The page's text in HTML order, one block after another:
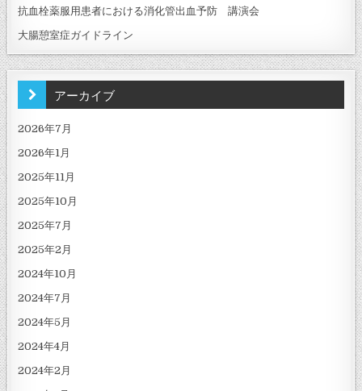
抗血栓薬服用患者における消化管出血予防 講演会
大腸憩室症ガイドライン
アーカイブ
2026年7月
2026年1月
2025年11月
2025年10月
2025年7月
2025年2月
2024年10月
2024年7月
2024年5月
2024年4月
2024年2月